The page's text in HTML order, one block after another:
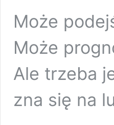
Może
Może
Ale trzeba
zna się na